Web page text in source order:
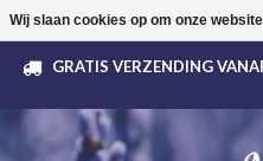
GRATIS VERZENDING
Wij slaan cookies op om onze